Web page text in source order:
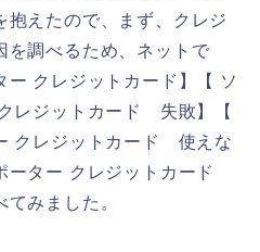
抱えたので、まず、クレジ
を調べるため、ネットで
ー クレジットカード】【 ソ
レジットカード 失敗】【
クレジットカード 使えな
ーター クレジットカード
みました。